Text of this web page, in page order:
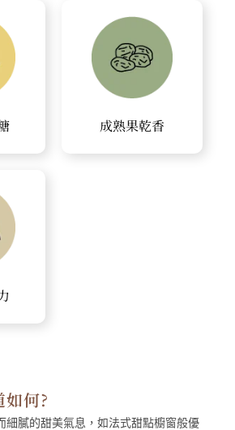
成熟果乾香
何?
細膩的甜美氣息，如法式甜點櫥窗般優